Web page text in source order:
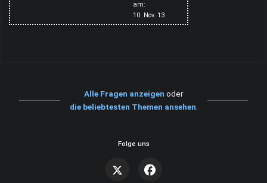
am:
10. Nov. 13
Alle Fragen anzeigen oder
die beliebtesten Themen ansehen.
Folge uns